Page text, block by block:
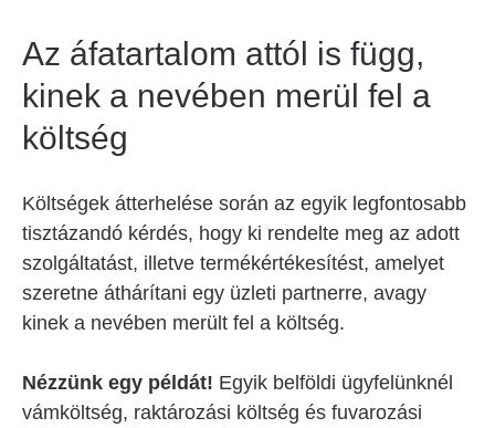
Az áfatartalom attól is függ,
kinek a nevében merül fel a
költség
Költségek átterhelése során az egyik legfontosabb
tisztázandó kérdés, hogy ki rendelte meg az adott
szolgáltatást, illetve termékértékesítést, amelyet
szeretne áthárítani egy üzleti partnerre, avagy
kinek a nevében merült fel a költség.
Nézzünk egy példát! Egyik belföldi ügyfelünknél
vámköltség, raktározási költség és fuvarozási